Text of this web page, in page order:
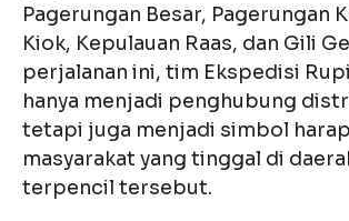
Pagerungan Besar, Pagerungan
Kiok, Kepulauan Raas, dan Gili
perjalanan ini, tim Ekspedisi
hanya menjadi penghubung
tetapi juga menjadi simbol
masyarakat yang tinggal di
terpencil tersebut.